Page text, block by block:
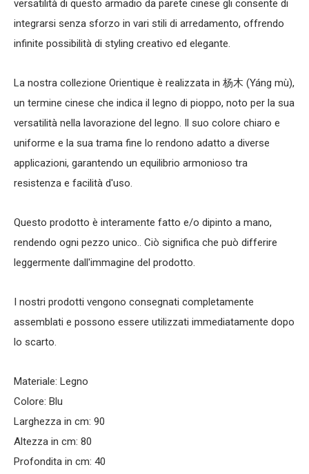
versatilità di questo armadio da parete cinese gli consente di
integrarsi senza sforzo in vari stili di arredamento, offrendo
infinite possibilità di styling creativo ed elegante.
La nostra collezione Orientique è realizzata in 杨木 (Yáng mù),
un termine cinese che indica il legno di pioppo, noto per la sua
versatilità nella lavorazione del legno. Il suo colore chiaro e
uniforme e la sua trama fine lo rendono adatto a diverse
applicazioni, garantendo un equilibrio armonioso tra
resistenza e facilità d'uso.
Questo prodotto è interamente fatto e/o dipinto a mano,
rendendo ogni pezzo unico.. Ciò significa che può differire
leggermente dall'immagine del prodotto.
I nostri prodotti vengono consegnati completamente
assemblati e possono essere utilizzati immediatamente dopo
lo scarto.
Materiale: Legno
Colore: Blu
Larghezza in cm: 90
Altezza in cm: 80
Profondita in cm: 40